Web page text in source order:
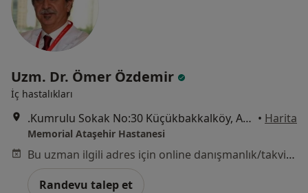
Uzm. Dr. Ömer Özdemir
İç hastalıkları
.Kumrulu Sokak No:30 Küçükbakkalköy, Ataşehir • Harita
Memorial Ataşehir Hastanesi
Bu uzman ilgili adres için online danışmanlık/takvim sunmuyor.
Randevu talep et